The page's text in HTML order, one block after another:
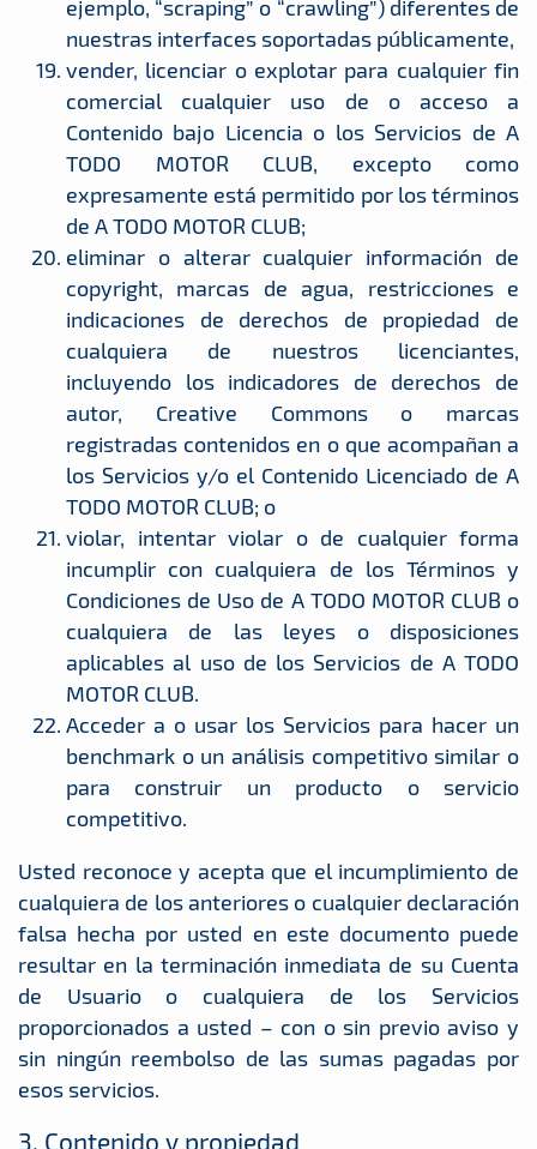
ejemplo, “scraping” o “crawling”) diferentes de
nuestras interfaces soportadas públicamente,
vender, licenciar o explotar para cualquier fin
comercial cualquier uso de o acceso a
Contenido bajo Licencia o los Servicios de A
TODO MOTOR CLUB, excepto como
expresamente está permitido por los términos
de A TODO MOTOR CLUB;
eliminar o alterar cualquier información de
copyright, marcas de agua, restricciones e
indicaciones de derechos de propiedad de
cualquiera de nuestros licenciantes,
incluyendo los indicadores de derechos de
autor, Creative Commons o marcas
registradas contenidos en o que acompañan a
los Servicios y/o el Contenido Licenciado de A
TODO MOTOR CLUB; o
violar, intentar violar o de cualquier forma
incumplir con cualquiera de los Términos y
Condiciones de Uso de A TODO MOTOR CLUB o
cualquiera de las leyes o disposiciones
aplicables al uso de los Servicios de A TODO
MOTOR CLUB.
Acceder a o usar los Servicios para hacer un
benchmark o un análisis competitivo similar o
para construir un producto o servicio
competitivo.
Usted reconoce y acepta que el incumplimiento de
cualquiera de los anteriores o cualquier declaración
falsa hecha por usted en este documento puede
resultar en la terminación inmediata de su Cuenta
de Usuario o cualquiera de los Servicios
proporcionados a usted – con o sin previo aviso y
sin ningún reembolso de las sumas pagadas por
esos servicios.
3. Contenido y propiedad